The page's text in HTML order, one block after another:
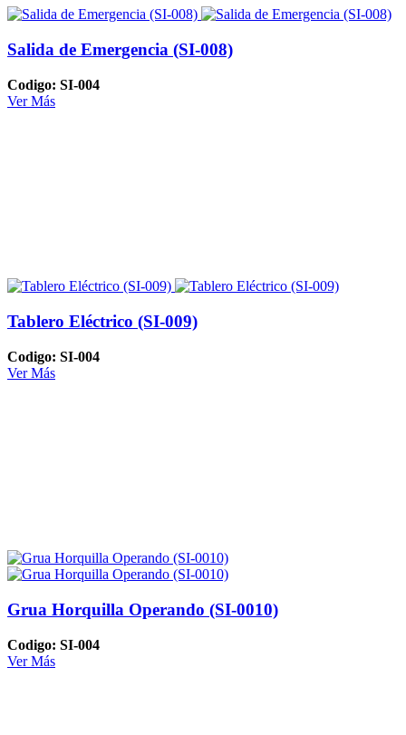
Salida de Emergencia (SI-008)
Codigo: SI-004
Ver Más
Tablero Eléctrico (SI-009)
Codigo: SI-004
Ver Más
Grua Horquilla Operando (SI-0010)
Codigo: SI-004
Ver Más